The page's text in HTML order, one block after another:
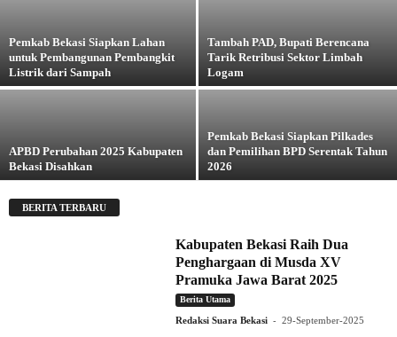
Pemkab Bekasi Siapkan Lahan
untuk Pembangunan Pembangkit
Listrik dari Sampah
Tambah PAD, Bupati Berencana
Tarik Retribusi Sektor Limbah
Logam
APBD Perubahan 2025 Kabupaten
Bekasi Disahkan
Pemkab Bekasi Siapkan Pilkades
dan Pemilihan BPD Serentak Tahun
2026
BERITA TERBARU
Kabupaten Bekasi Raih Dua
Penghargaan di Musda XV
Pramuka Jawa Barat 2025
Berita Utama
Redaksi Suara Bekasi - 29-September-2025